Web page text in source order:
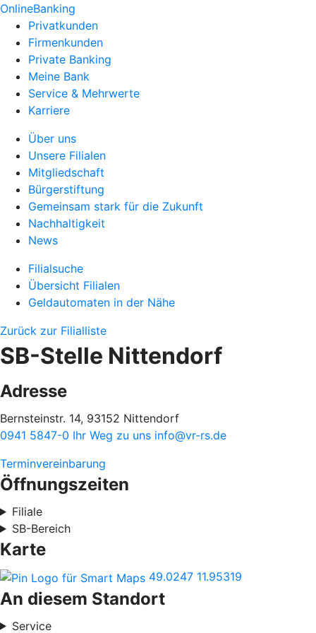
OnlineBanking
Privatkunden
Firmenkunden
Private Banking
Meine Bank
Service & Mehrwerte
Karriere
Über uns
Unsere Filialen
Mitgliedschaft
Bürgerstiftung
Gemeinsam stark für die Zukunft
Nachhaltigkeit
News
Filialsuche
Übersicht Filialen
Geldautomaten in der Nähe
Zurück zur Filialliste
SB-Stelle Nittendorf
Adresse
Bernsteinstr. 14, 93152 Nittendorf
0941 5847-0 Ihr Weg zu uns info@vr-rs.de
Terminvereinbarung
Öffnungszeiten
Filiale
SB-Bereich
Karte
49.0247 11.95319
An diesem Standort
Service